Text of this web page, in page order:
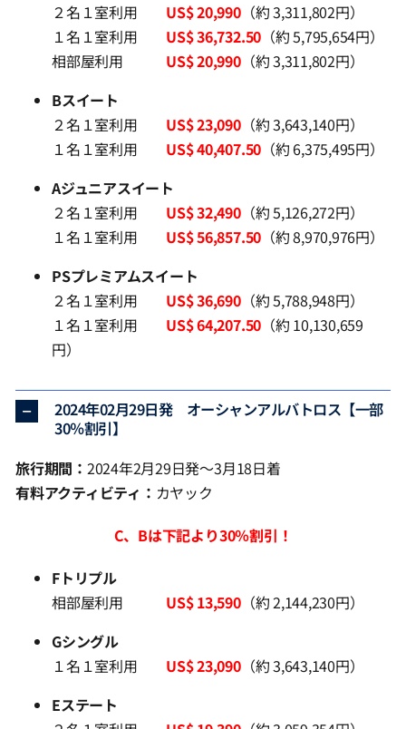
２名１室利用 US$ 20,990（約 3,311,802円）
１名１室利用 US$ 36,732.50 （約 5,795,654円）
相部屋利用 US$ 20,990（約 3,311,802円）
Bスイート
２名１室利用 US$ 23,090（約 3,643,140円）
１名１室利用 US$ 40,407.50 （約 6,375,495円）
Aジュニアスイート
２名１室利用 US$ 32,490（約 5,126,272円）
１名１室利用 US$ 56,857.50 （約 8,970,976円）
PSプレミアムスイート
２名１室利用 US$ 36,690（約 5,788,948円）
１名１室利用 US$ 64,207.50 （約 10,130,659
円）
2024年02月29日発 オーシャンアルバトロス【一部
30％割引】
旅行期間： 2024年2月29日発～3月18日着
有料アクティビティ： カヤック
C、Bは下記より30％割引！
Fトリプル
相部屋利用 US$ 13,590（約 2,144,230円）
Gシングル
１名１室利用 US$ 23,090（約 3,643,140円）
Eステート